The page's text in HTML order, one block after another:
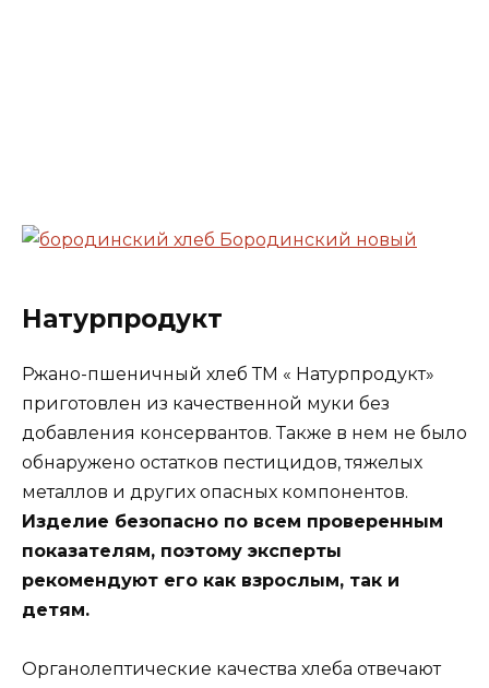
Натурпродукт
Ржано-пшеничный хлеб ТМ « Натурпродукт»
приготовлен из качественной муки без
добавления консервантов. Также в нем не было
обнаружено остатков пестицидов, тяжелых
металлов и других опасных компонентов.
Изделие безопасно по всем проверенным
показателям, поэтому эксперты
рекомендуют его как взрослым, так и
детям.
Органолептические качества хлеба отвечают